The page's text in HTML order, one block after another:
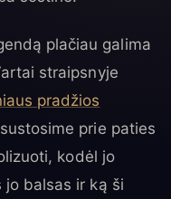
plačiau galima
straipsnyje
pradžios
prie paties
kodėl jo
jo balsas ir ką ši